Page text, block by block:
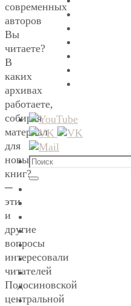
современных
авторов
Вы
читаете?
В
каких
архивах
работаете,
собирая
материал
для
новых
книг?
─
эти
и
другие
вопросы
интересовали
читателей
Подосиновской
центральной
Что
искать:
Поиск